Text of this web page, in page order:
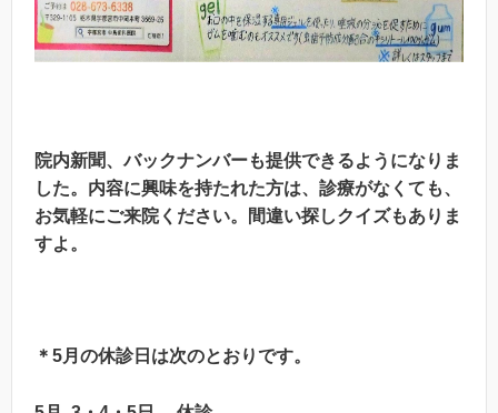
院内新聞、バックナンバーも提供できるようになりま
した。内容に興味を持たれた方は、診療がなくても、
お気軽にご来院ください。間違い探しクイズもありま
すよ。
＊ 5月の休診日は次のとおりです。